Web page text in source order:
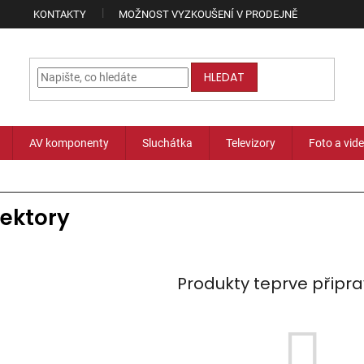
KONTAKTY MOŽNOST VYZKOUŠENÍ V PRODEJNĚ
HLEDAT
AV komponenty Sluchátka Televizory Foto a
Produkty teprve